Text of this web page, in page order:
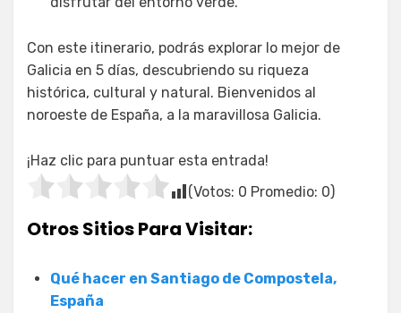
Con este itinerario, podrás explorar lo mejor de
Galicia en 5 días, descubriendo su riqueza
histórica, cultural y natural. Bienvenidos al
noroeste de España, a la maravillosa Galicia.
¡Haz clic para puntuar esta entrada!
(Votos: 0 Promedio: 0)
Otros Sitios Para Visitar:
Qué hacer en Santiago de Compostela,
España